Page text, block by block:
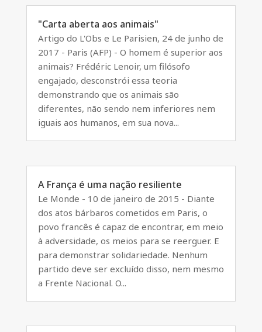
"Carta aberta aos animais"
Artigo do L'Obs e Le Parisien, 24 de junho de
2017 - Paris (AFP) - O homem é superior aos
animais? Frédéric Lenoir, um filósofo
engajado, desconstrói essa teoria
demonstrando que os animais são
diferentes, não sendo nem inferiores nem
iguais aos humanos, em sua nova...
A França é uma nação resiliente
Le Monde - 10 de janeiro de 2015 - Diante
dos atos bárbaros cometidos em Paris, o
povo francês é capaz de encontrar, em meio
à adversidade, os meios para se reerguer. E
para demonstrar solidariedade. Nenhum
partido deve ser excluído disso, nem mesmo
a Frente Nacional. O...